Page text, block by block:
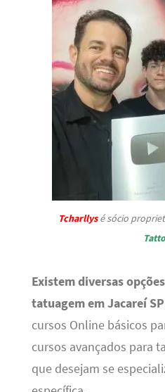
Tcharllysé sócio
Existem diversas
tatuagem em Jacareí SP
cursos Online básicos
cursos avançados para
que desejam se